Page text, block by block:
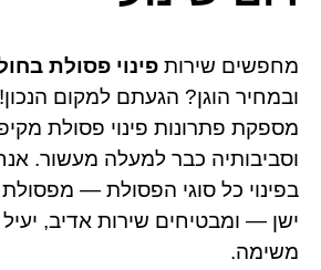
מחפשים שירות פינוי פסולת
ובמחיר הוגן? הגעתם למקום
מספקת פתרונות פינוי פסולת
וסביבותיה כבר למעלה מעשור.
בפינוי כל סוגי הפסולת — מפסולת
ישן — ומבטיחים שירות אדיב,
משימה.